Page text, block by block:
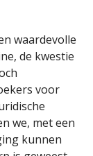
waardevolle
de kwestie
voor
we, met een
kunnen